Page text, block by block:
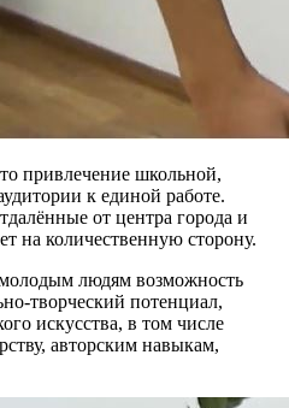
привлечение школьной,
к единой работе.
от центра города и
на количественную сторону.
людям возможность
творческий потенциал,
искусства, в том числе
авторским навыкам,